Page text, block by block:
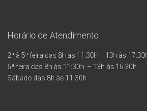
Horário de Atendimento
2ª à 5ª feira das 8h às 11:30h – 13h às
6ª feira das 8h às 11:30h – 13h às 16:30h
Sábado das 8h às 11:30h